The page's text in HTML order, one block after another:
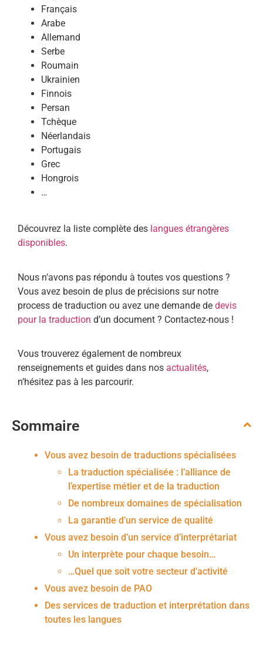
Français
Arabe
Allemand
Serbe
Roumain
Ukrainien
Finnois
Persan
Tchèque
Néerlandais
Portugais
Grec
Hongrois
…
Découvrez la liste complète des langues étrangères
disponibles.
Nous n’avons pas répondu à toutes vos questions ?
Vous avez besoin de plus de précisions sur notre
process de traduction ou avez une demande de devis
pour la traduction d’un document ? Contactez-nous !
Vous trouverez également de nombreux
renseignements et guides dans nos actualités,
n’hésitez pas à les parcourir.
Sommaire
Vous avez besoin de traductions spécialisées
La traduction spécialisée : l’alliance de
l’expertise métier et de la traduction
De nombreux domaines de spécialisation
La garantie d’un service de qualité
Vous avez besoin d’un service d’interprétariat
Un interprète pour chaque besoin…
…Quel que soit votre secteur d’activité
Vous avez besoin de PAO
Des services de traduction et interprétation dans
toutes les langues